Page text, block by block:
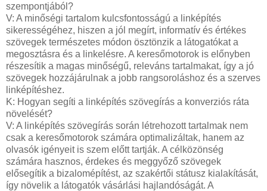
szempontjából?
V: A minőségi tartalom kulcsfontosságú a linképítés
sikerességéhez, hiszen a jól megírt, informatív és értékes
szövegek természetes módon ösztönzik a látogatókat a
megosztásra és a linkelésre. A keresőmotorok is előnyben
részesítik a magas minőségű, releváns tartalmakat, így a jó
szövegek hozzájárulnak a jobb rangsoroláshoz és a szerves
linképítéshez.
K: Hogyan segíti a linképítés szövegírás a konverziós ráta
növelését?
V: A linképítés szövegírás során létrehozott tartalmak nem
csak a keresőmotorok számára optimalizáltak, hanem az
olvasók igényeit is szem előtt tartják. A célközönség
számára hasznos, érdekes és meggyőző szövegek
elősegítik a bizalomépítést, az szakértői státusz kialakítását,
így növelik a látogatók vásárlási hajlandóságát. A